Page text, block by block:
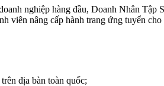
nghiệp hàng đầu, Doanh Nhân Tập
viên nâng cấp hành trang ứng tuyển
địa bàn toàn quốc;